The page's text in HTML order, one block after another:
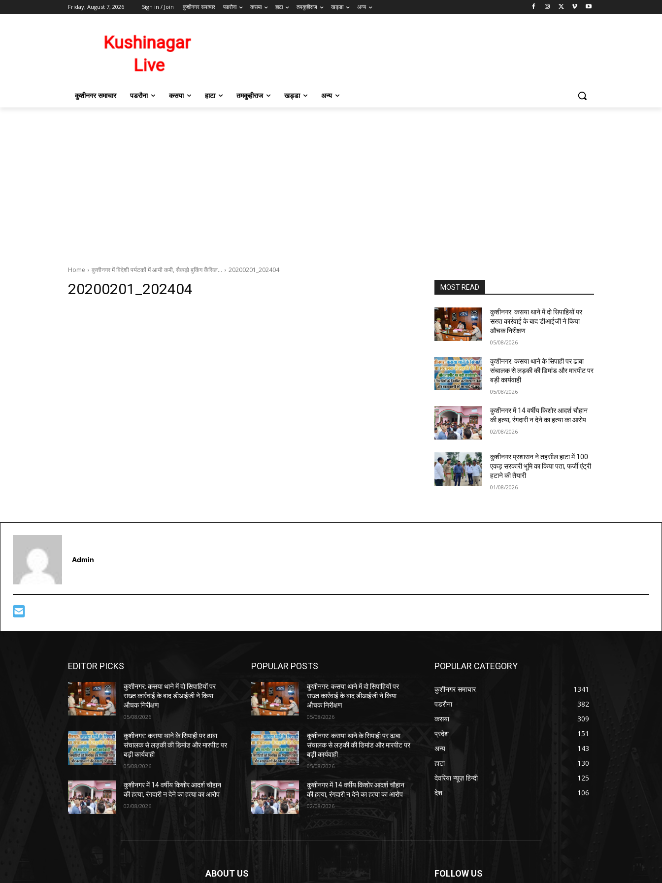
Friday, August 7, 2026 Sign in / Join कुशीनगर समाचार पडरौना कसया हाटा तमकुहीराज खड्डा अन्य
कुशीनगर समाचार पडरौना कसया हाटा तमकुहीराज खड्डा अन्य
Home कुशीनगर में विदेशी पर्यटकों में आयी कमी, सैकड़ो बुकिंग कैंसिल… 20200201_202404
20200201_202404 MOST READ
कुशीनगर: कसया थाने में दो सिपाहियों पर
सख्त कार्रवाई के बाद डीआईजी ने किया
औचक निरीक्षण
05/08/2026
कुशीनगर: कसया थाने के सिपाही पर ढाबा
संचालक से लड़की की डिमांड और मारपीट पर
बड़ी कार्यवाही
05/08/2026
कुशीनगर में 14 वर्षीय किशोर आदर्श चौहान
की हत्या, रंगदारी न देने का हत्या का आरोप
02/08/2026
कुशीनगर प्रशासन ने तहसील हाटा में 100
एकड़ सरकारी भूमि का किया पता, फर्जी एंट्री
हटाने की तैयारी
01/08/2026
Admin
EDITOR PICKS
कुशीनगर: कसया थाने में दो सिपाहियों पर
सख्त कार्रवाई के बाद डीआईजी ने किया
औचक निरीक्षण
05/08/2026
कुशीनगर: कसया थाने के सिपाही पर ढाबा
संचालक से लड़की की डिमांड और मारपीट पर
बड़ी कार्यवाही
05/08/2026
कुशीनगर में 14 वर्षीय किशोर आदर्श चौहान
की हत्या, रंगदारी न देने का हत्या का आरोप
02/08/2026
POPULAR POSTS
कुशीनगर: कसया थाने में दो सिपाहियों पर
सख्त कार्रवाई के बाद डीआईजी ने किया
औचक निरीक्षण
05/08/2026
कुशीनगर: कसया थाने के सिपाही पर ढाबा
संचालक से लड़की की डिमांड और मारपीट पर
बड़ी कार्यवाही
05/08/2026
कुशीनगर में 14 वर्षीय किशोर आदर्श चौहान
की हत्या, रंगदारी न देने का हत्या का आरोप
02/08/2026
POPULAR CATEGORY
कुशीनगर समाचार
1341
पडरौना
382
कसया
309
प्रदेश
151
अन्य
143
हाटा
130
देवरिया न्यूज़ हिन्दी
125
देश
106
ABOUT US FOLLOW US